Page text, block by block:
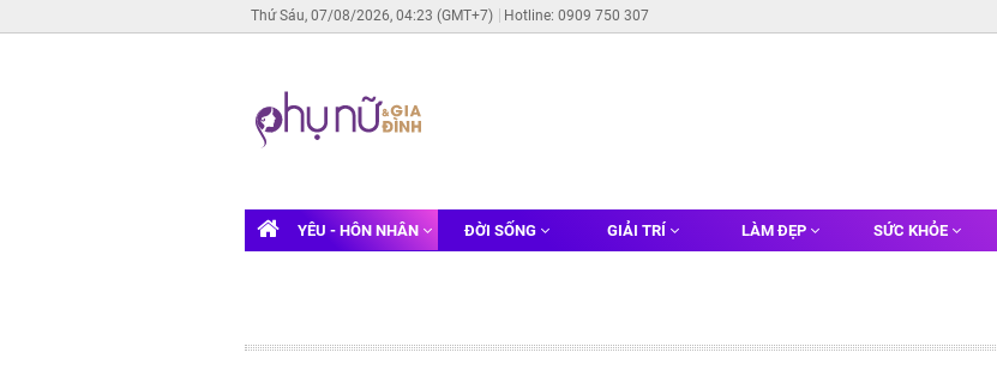
Thứ Sáu, 07/08/2026, 04:23 (GMT+7) Hotline: 0909 750 307
YÊU - HÔN NHÂN ĐỜI SỐNG GIẢI TRÍ LÀM ĐẸP SỨC KHỎE